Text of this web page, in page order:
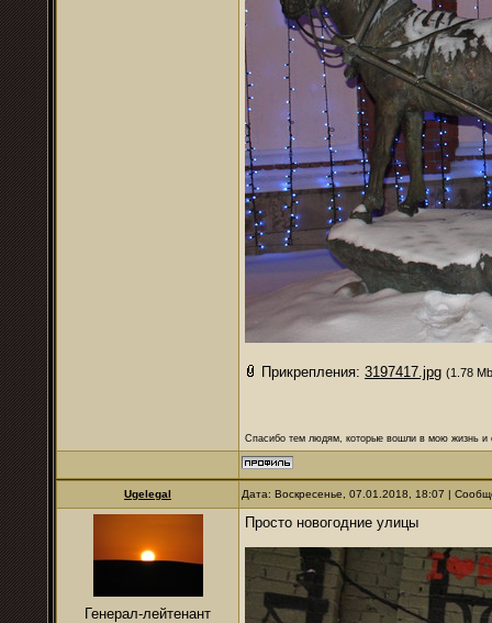
Прикрепления: 3197417.jpg (1.78
Спасибо тем людям, которые вошли в мою жизнь и
Ugelegal Дата: Воскресенье, 07.01.2018, 18:07 |
Генерал-лейтенант
Просто новогодние улицы